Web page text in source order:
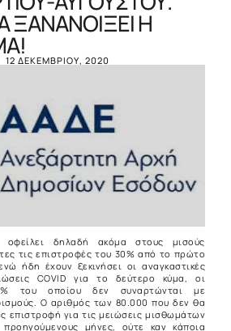
ΞΑΝΑΝΟΙΞΕΙ Η
12 ΔΕΚΕΜΒΡΊΟΥ, 2020
δηλαδή ακόμα στους μισούς
τις επιστροφές του 30% από το πρώτο
ήδη έχουν ξεκινήσει οι αναγκαστικές
COVID για το δεύτερο κύμα, οι
του οποίου δεν συναρτώνται με
Ο αριθμός των 80.000 που δεν θα
επιστροφή για τις μειώσεις μισθωμάτων
μήνες, ούτε καν κάποια